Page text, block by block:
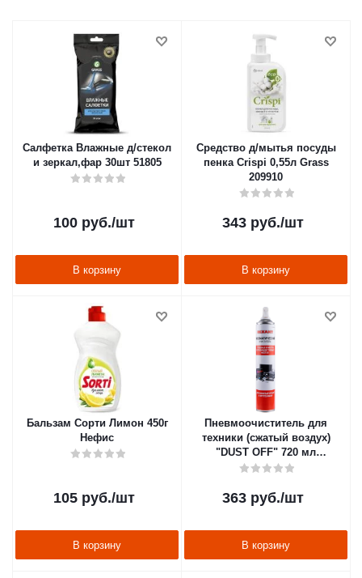
Салфетка Влажные д/стекол
и зеркал,фар 30шт 51805
100 руб./шт
В корзину
Средство д/мытья посуды
пенка Crispi 0,55л Grass
209910
343 руб./шт
В корзину
Бальзам Сорти Лимон 450г
Нефис
105 руб./шт
В корзину
Пневмоочиститель для
техники (сжатый воздух)
"DUST OFF" 720 мл
(аэрозоль) (1/6) "REXANT" 85-
363 руб./шт
В корзину